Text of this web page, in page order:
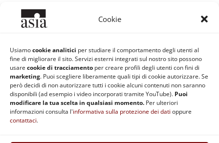
Cookie
Usiamocookie analitici per studiare il comportamento degli utenti al
fine di migliorare il sito. Servizi esterni integrati sul nostro sito possono
usare cookie di tracciamento per creare profili degli utenti con fini di
marketing. Puoi scegliere liberamente quali tipi di cookie autorizzare. Se
però decidi di non autorizzare tutti i cookie alcuni contenuti non saranno
disponibili (ad esempio i video incorporati tramite YouTube). Puoi
modificare la tua scelta in qualsiasi momento. Per ulteriori
informazioni consulta l'informativa sulla protezione dei dati oppure
contattaci.
attivista e ambientalista indiana.
Ambiente, Salute e Società | Tag: ecologia ,sostenibilità ,Vandana
Continua a leggere